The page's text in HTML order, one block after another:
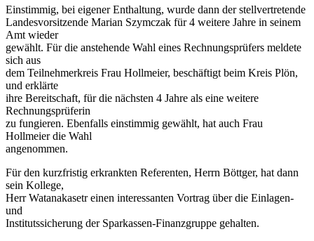
Einstimmig, bei eigener Enthaltung, wurde dann der stellvertretende
Landesvorsitzende Marian Szymczak für 4 weitere Jahre in seinem
Amt wieder
gewählt. Für die anstehende Wahl eines Rechnungsprüfers meldete
sich aus
dem Teilnehmerkreis Frau Hollmeier, beschäftigt beim Kreis Plön,
und erklärte
ihre Bereitschaft, für die nächsten 4 Jahre als eine weitere
Rechnungsprüferin
zu fungieren. Ebenfalls einstimmig gewählt, hat auch Frau
Hollmeier die Wahl
angenommen.
Für den kurzfristig erkrankten Referenten, Herrn Böttger, hat dann
sein Kollege,
Herr Watanakasetr einen interessanten Vortrag über die Einlagen-
und
Institutssicherung der Sparkassen-Finanzgruppe gehalten.